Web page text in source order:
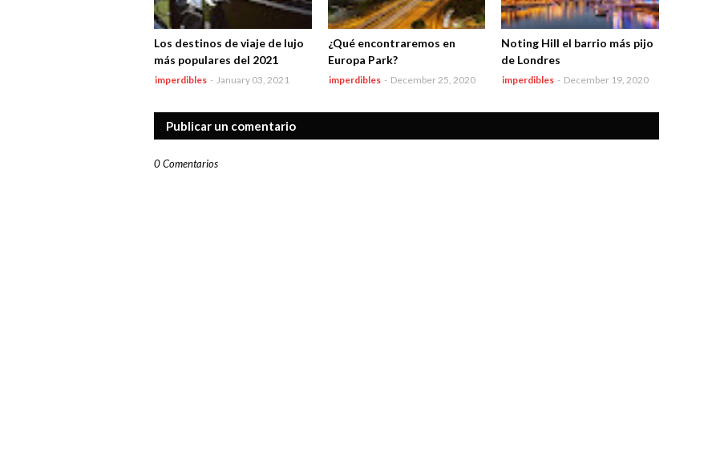
Los destinos de viaje de lujo
más populares del 2021
imperdibles - January 03, 2021
¿Qué encontraremos en
Europa Park?
imperdibles - December 25, 2020
Noting Hill el barrio más pijo
de Londres
imperdibles - December 19, 2020
Publicar un comentario
0 Comentarios